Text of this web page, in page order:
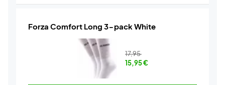
Forza Comfort Long 3-pack White
17,95
15,95€